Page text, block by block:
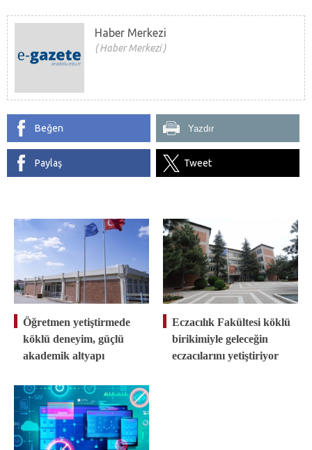
Haber Merkezi
Haber Merkezi
Beğen Yazdır
Paylaş Tweet
Öğretmen yetiştirmede
köklü deneyim, güçlü
akademik altyapı
Eczacılık Fakültesi köklü
birikimiyle geleceğin
eczacılarını yetiştiriyor